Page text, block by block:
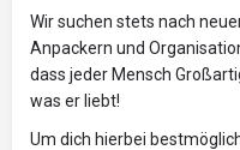
Wir suchen stets nach
Anpackern und
dass jeder Mensch
was er liebt!
Um dich hierbei